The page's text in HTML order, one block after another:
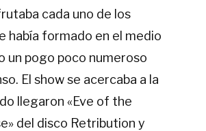
cada uno de los
había formado en el medio
un pogo poco numeroso
El show se acercaba a la
llegaron «Eve of the
del disco Retribution y